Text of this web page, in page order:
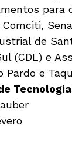
para
de
(CDL) e
e